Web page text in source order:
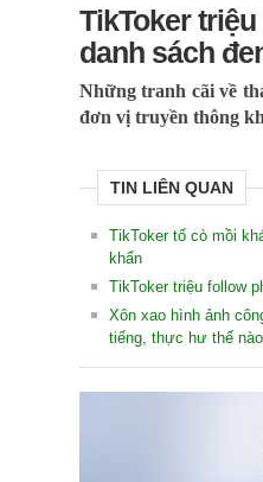
TikToker
danh sách
Những tranh cãi về
đơn vị truyền thông
TIN LIÊN QUAN
TikToker tố cò mồi
khẩn
TikToker triệu follow
Xôn xao hình ảnh
tiếng, thực hư thế